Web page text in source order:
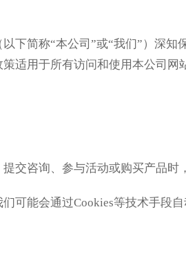
下简称“本公司”或“我们”）深
适用于所有访问和使用本公司网
交咨询、参与活动或购买产品时
可能会通过Cookies等技术手段